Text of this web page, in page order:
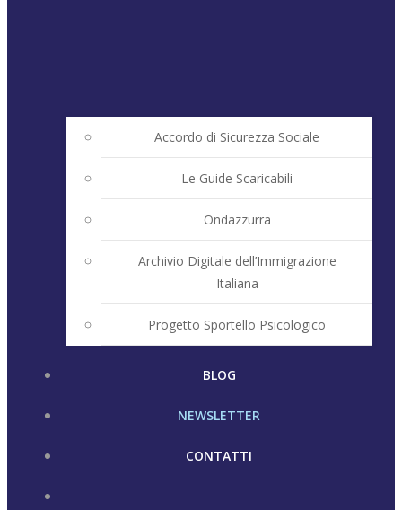
Accordo di Sicurezza Sociale
Le Guide Scaricabili
Ondazzurra
Archivio Digitale dell’Immigrazione
Italiana
Progetto Sportello Psicologico
BLOG
NEWSLETTER
CONTATTI